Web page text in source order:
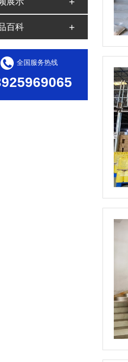
百科
全国服务热线